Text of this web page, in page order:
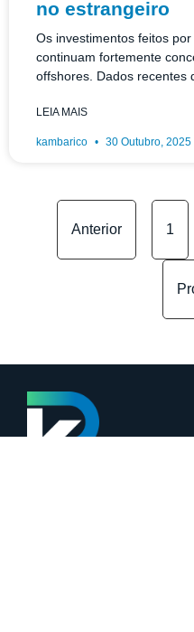
no estrangeiro
Os investimentos feitos
continuam fortemente
offshores. Dados recentes
LEIA MAIS
kambarico 30 Outubro, 2025
Anterior 1